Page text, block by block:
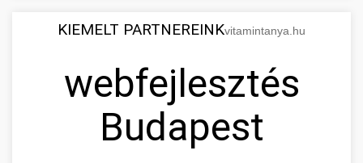
KIEMELT PARTNEREINKvitamintanya.hu
webfejlesztés
Budapest